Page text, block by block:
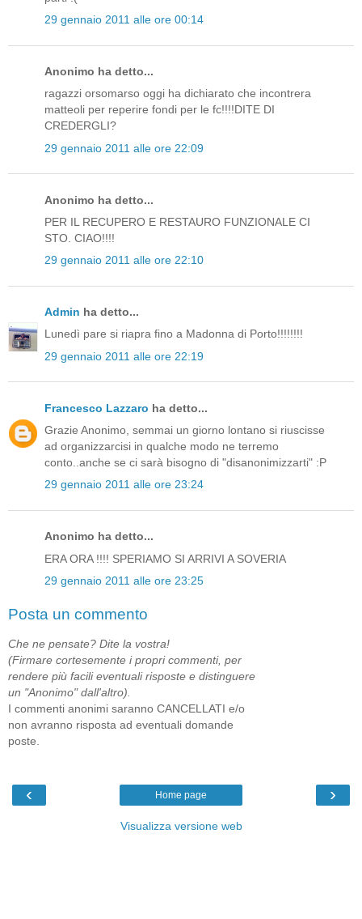
29 gennaio 2011 alle ore 00:14
Anonimo ha detto...
ragazzi orsomarso oggi ha dichiarato che incontrera
matteoli per reperire fondi per le fc!!!!DITE DI
CREDERGLI?
29 gennaio 2011 alle ore 22:09
Anonimo ha detto...
PER IL RECUPERO E RESTAURO FUNZIONALE CI
STO. CIAO!!!!
29 gennaio 2011 alle ore 22:10
Admin ha detto...
Lunedì pare si riapra fino a Madonna di Porto!!!!!!!!
29 gennaio 2011 alle ore 22:19
Francesco Lazzaro ha detto...
Grazie Anonimo, semmai un giorno lontano si riuscisse
ad organizzarcisi in qualche modo ne terremo
conto..anche se ci sarà bisogno di "disanonimizzarti" :P
29 gennaio 2011 alle ore 23:24
Anonimo ha detto...
ERA ORA !!!! SPERIAMO SI ARRIVI A SOVERIA
29 gennaio 2011 alle ore 23:25
Posta un commento
Che ne pensate? Dite la vostra!
(Firmare cortesemente i propri commenti, per
rendere più facili eventuali risposte e distinguere
un "Anonimo" dall'altro).
I commenti anonimi saranno CANCELLATI e/o
non avranno risposta ad eventuali domande
poste.
‹ ›
Home page
Visualizza versione web